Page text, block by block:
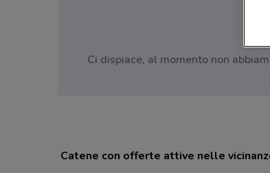
Ci dispiace, al momento non
Catene con offerte attive nelle